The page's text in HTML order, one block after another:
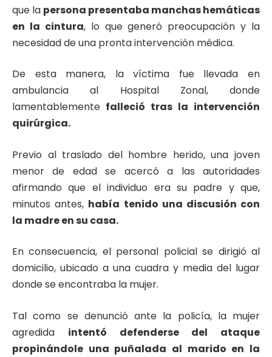
que la persona presentaba manchas hemáticas
en la cintura, lo que generó preocupación y la
necesidad de una pronta intervención médica.
De esta manera, la víctima fue llevada en
ambulancia al Hospital Zonal, donde
lamentablemente falleció tras la intervención
quirúrgica.
Previo al traslado del hombre herido, una joven
menor de edad se acercó a las autoridades
afirmando que el individuo era su padre y que,
minutos antes, había tenido una discusión con
la madre en su casa.
En consecuencia, el personal policial se dirigió al
domicilio, ubicado a una cuadra y media del lugar
donde se encontraba la mujer.
Tal como se denunció ante la policía, la mujer
agredida intentó defenderse del ataque
propinándole una puñalada al marido en la